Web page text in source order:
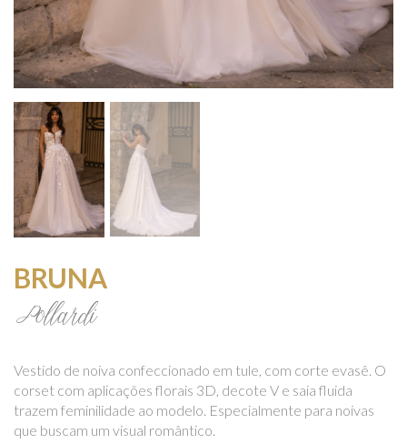
BRUNA
Pollardi
Vestido de noiva confeccionado em tule, com corte evasê. O
corset com aplicações florais 3D, decote V e saia fluida
trazem feminilidade ao modelo. Especialmente para noivas
que buscam um visual romântico.